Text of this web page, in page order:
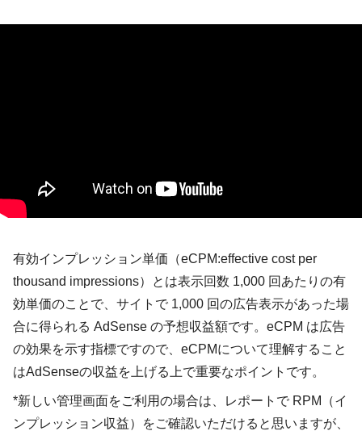
有効インプレッション単価（eCPM:effective cost per
thousand impressions）とは表示回数 1,000 回あたりの有
効単価のことで、 サイトで 1,000 回の広告表示があった場
合に得られる AdSense の予想収益額です。eCPM は広告
の効果を示す指標ですので、eCPMについて理解すること
はAdSenseの収益を上げる上で重要なポイントです。
*新しい管理画面をご利用の場合は、レポートで RPM（イ
ンプレッション収益）
をご確認いただけると思いますが、